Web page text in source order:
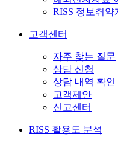
RISS 정보취
고객센터
자주 찾는 질문
상담 신청
상담 내역 확인
고객제안
신고센터
RISS 활용도 분석